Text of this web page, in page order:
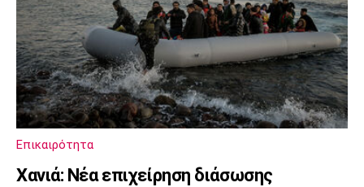
Επικαιρότητα
Χανιά: Nέα επιχείρηση διάσωσης